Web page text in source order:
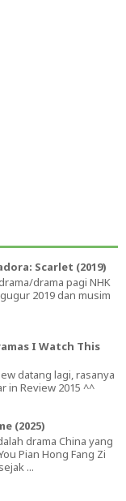
Scarlet (2019)
drama pagi NHK
2019 dan musim
I Watch This
datang lagi, rasanya
in Review 2015 ^^
(2025)
drama China yang
Pian Hong Fang Zi
...